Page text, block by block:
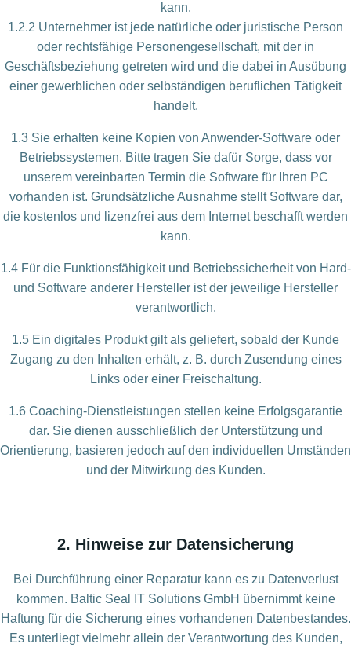
kann.
1.2.2 Unternehmer ist jede natürliche oder juristische Person
oder rechtsfähige Personengesellschaft, mit der in
Geschäftsbeziehung getreten wird und die dabei in Ausübung
einer gewerblichen oder selbständigen beruflichen Tätigkeit
handelt.
1.3 Sie erhalten keine Kopien von Anwender-Software oder
Betriebssystemen. Bitte tragen Sie dafür Sorge, dass vor
unserem vereinbarten Termin die Software für Ihren PC
vorhanden ist. Grundsätzliche Ausnahme stellt Software dar,
die kostenlos und lizenzfrei aus dem Internet beschafft werden
kann.
1.4 Für die Funktionsfähigkeit und Betriebssicherheit von Hard-
und Software anderer Hersteller ist der jeweilige Hersteller
verantwortlich.
1.5 Ein digitales Produkt gilt als geliefert, sobald der Kunde
Zugang zu den Inhalten erhält, z. B. durch Zusendung eines
Links oder einer Freischaltung.
1.6 Coaching-Dienstleistungen stellen keine Erfolgsgarantie
dar. Sie dienen ausschließlich der Unterstützung und
Orientierung, basieren jedoch auf den individuellen Umständen
und der Mitwirkung des Kunden.
2. Hinweise zur Datensicherung
Bei Durchführung einer Reparatur kann es zu Datenverlust
kommen. Baltic Seal IT Solutions GmbH übernimmt keine
Haftung für die Sicherung eines vorhandenen Datenbestandes.
Es unterliegt vielmehr allein der Verantwortung des Kunden,